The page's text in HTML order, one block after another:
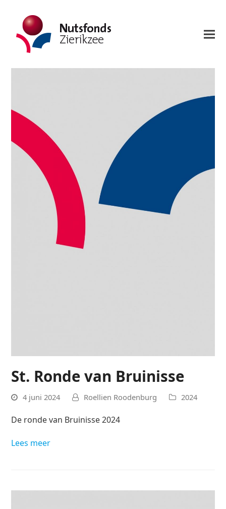
St. Ronde van Bruinisse
4 juni 2024 Roellien Roodenburg 2024
De ronde van Bruinisse 2024
Lees meer